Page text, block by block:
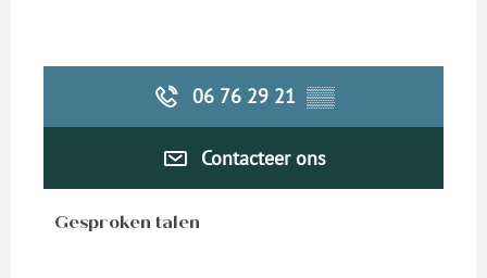
06 76 29 21 ▒▒
Contacteer ons
Gesproken talen
Gesproken talen